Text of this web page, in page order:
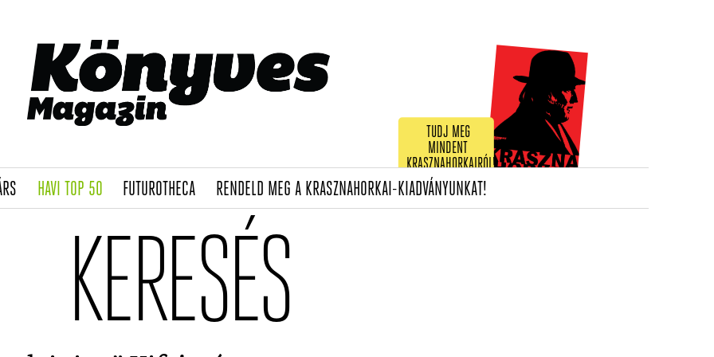
TUDJ MEG
MINDENT
KRASZNAHORKAIRÓL!
(CURRENT)
HAVI TOP 50(CURRENT)
FUTUROTHECA(CURRENT)
RENDELD MEG A KRASZNAHORKAI-KIADVÁNYUNKAT!(CURRENT)
KERESÉS